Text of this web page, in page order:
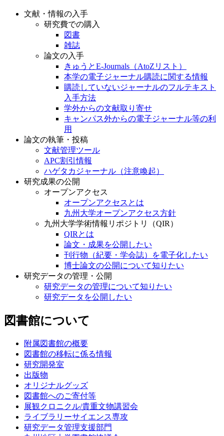
文献・情報の入手
研究費での購入
図書
雑誌
論文の入手
きゅうとE-Journals（AtoZリスト）
本学の電子ジャーナル購読に関する情報
購読していないジャーナルのフルテキスト
入手方法
学外からの文献取り寄せ
キャンパス外からの電子ジャーナル等の利
用
論文の執筆・投稿
文献管理ツール
APC割引情報
ハゲタカジャーナル（注意喚起）
研究成果の公開
オープンアクセス
オープンアクセスとは
九州大学オープンアクセス方針
九州大学学術情報リポジトリ（QIR）
QIRとは
論文・成果を公開したい
刊行物（紀要・学会誌）を電子化したい
博士論文の公開について知りたい
研究データの管理・公開
研究データの管理について知りたい
研究データを公開したい
図書館について
附属図書館の概要
図書館の移転に係る情報
研究開発室
出版物
オリジナルグッズ
図書館へのご寄付等
展観クロニクル/貴重文物講習会
ライブラリーサイエンス専攻
研究データ管理支援部門